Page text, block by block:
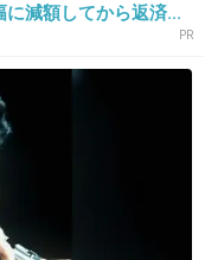
ょ
に減額してから返済...
PR